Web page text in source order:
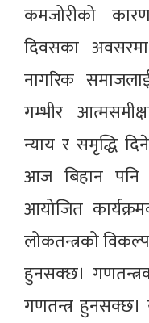
कमजोरीको
दिवसका
नागरिक
गम्भीर
न्याय र समृद्धि
आज बिहान पनि
आयोजित
लोकतन्त्रको
हुनसक्छ।
गणतन्त्र हुनसक्छ।